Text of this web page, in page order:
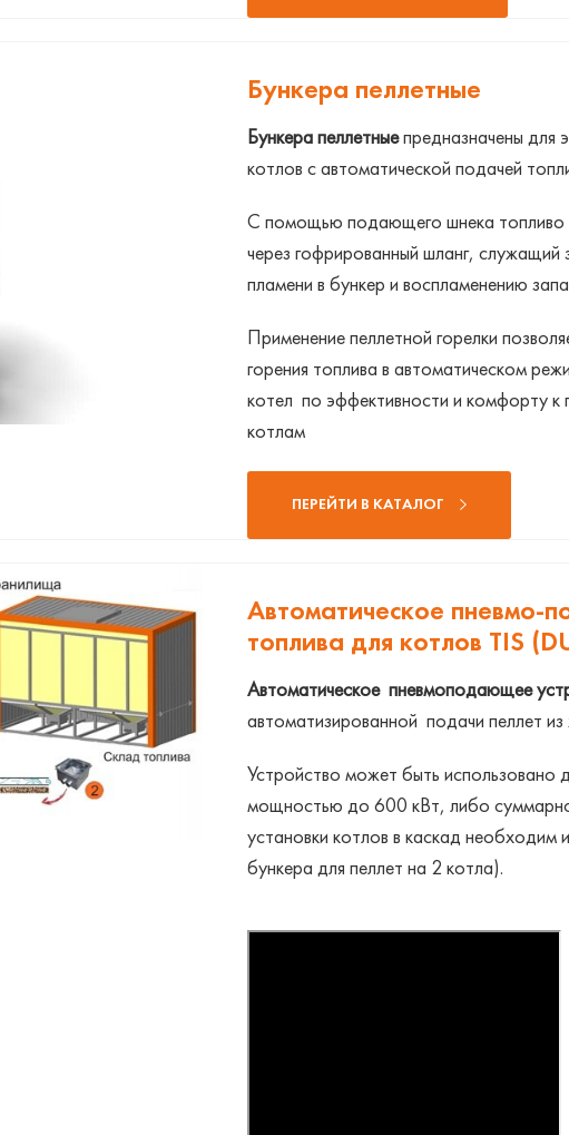
Бункера пеллетные
Бункера пеллетныепредназначены для
котлов с автоматической подачей
С помощью подающего шнека топливо
через гофрированный шланг,
пламени в бункер и воспламенению
Применение пеллетной горелки
горения топлива в автоматическом
котел по эффективности и комфорту к
котлам
ПЕРЕЙТИ В КАТАЛОГ
Автоматическое пневмо-
топлива для котлов TIS
Автоматическое пневмоподающее
автоматизированной подачи пеллет
Устройство может быть использовано
мощностью до 600 кВт, либо
установки котлов в каскад необходим
бункера для пеллет на 2 котла).